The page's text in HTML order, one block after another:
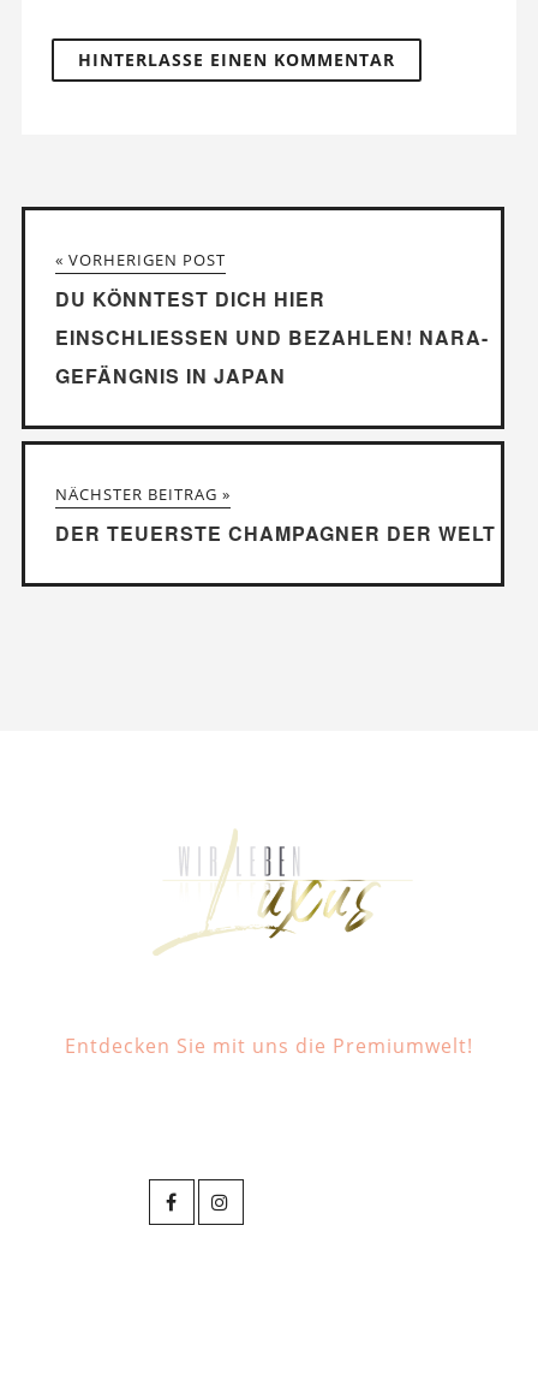
« VORHERIGEN POST
DU KÖNNTEST DICH HIER
EINSCHLIESSEN UND BEZAHLEN! NARA-G
EFÄNGNIS IN JAPAN
NÄCHSTER BEITRAG »
DER TEUERSTE CHAMPAGNER DER WELT
Entdecken Sie mit uns die Premiumwelt!